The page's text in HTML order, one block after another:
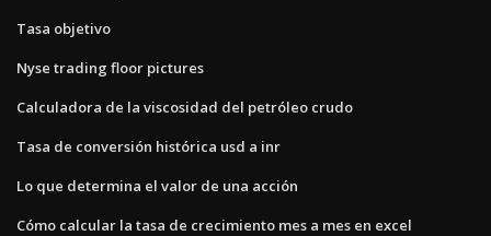
Tasa objetivo
Nyse trading floor pictures
Calculadora de la viscosidad del petróleo crudo
Tasa de conversión histórica usd a inr
Lo que determina el valor de una acción
Cómo calcular la tasa de crecimiento mes a mes en excel